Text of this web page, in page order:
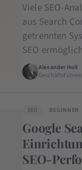
Viele SEO-
aus Search
getrennten
SEO
Alexander Holl
SEO BEGINNER
Google
SEO-